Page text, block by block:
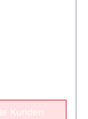
Kunden